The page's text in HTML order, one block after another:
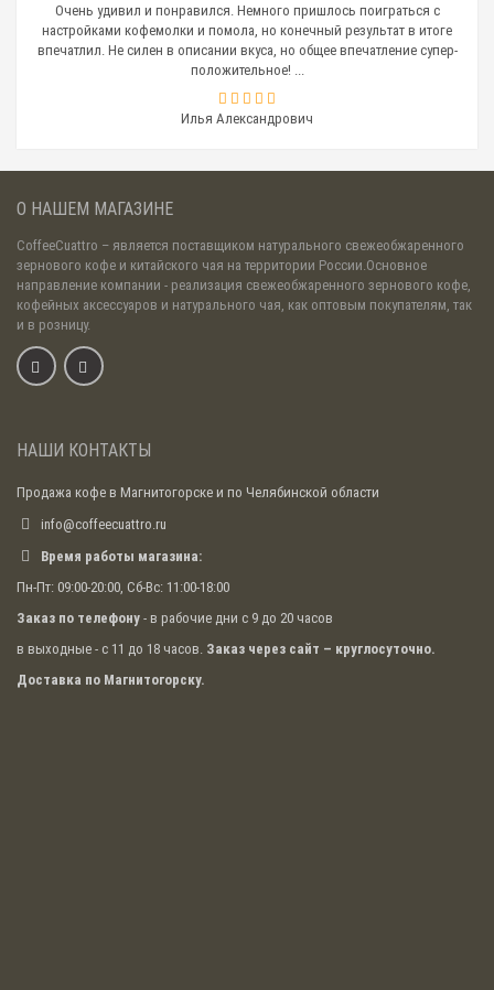
Очень удивил и понравился. Немного пришлось поиграться с
настройками кофемолки и помола, но конечный результат в итоге
впечатлил. Не силен в описании вкуса, но общее впечатление супер-
положительное! ...
Илья Александрович
О НАШЕМ МАГАЗИНЕ
CoffeeCuattro – является поставщиком натурального свежеобжаренного
зернового кофе и китайского чая на территории России.Основное
направление компании - реализация свежеобжаренного зернового кофе,
кофейных аксессуаров и натурального чая, как оптовым покупателям, так
и в розницу.
НАШИ КОНТАКТЫ
Продажа кофе в Магнитогорске и по Челябинской области
info@coffeecuattro.ru
Время работы магазина:
Пн-Пт: 09:00-20:00, Сб-Вс: 11:00-18:00
Заказ по телефону - в рабочие дни с 9 до 20 часов
в выходные - с 11 до 18 часов. Заказ через сайт – круглосуточно.
Доставка по Магнитогорску.